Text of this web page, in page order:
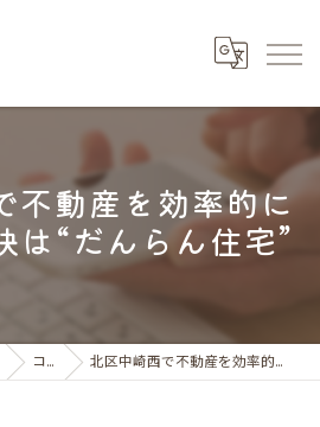
不動産を効率的に
は“だんらん住宅”
コラム 北区中崎西で不動産を効率的に売却する秘訣は“だんらん住宅”